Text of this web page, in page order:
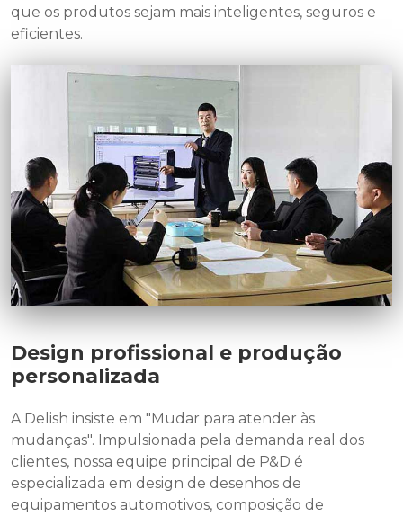
que os produtos sejam mais inteligentes, seguros e
eficientes.
Design profissional e produção
personalizada
A Delish insiste em "Mudar para atender às
mudanças". Impulsionada pela demanda real dos
clientes, nossa equipe principal de P&D é
especializada em design de desenhos de
equipamentos automotivos, composição de